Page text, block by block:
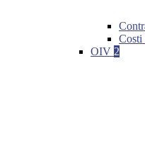
Costi
OIV 2